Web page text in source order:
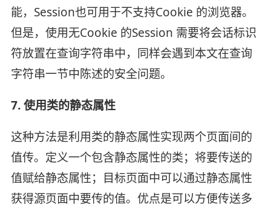
能，Session也可用于不支持Cookie 的浏览器。
但是，使用无Cookie 的Session 需要将会话标识
符放置在查询字符串中，同样会遇到本文在查询
字符串一节中陈述的安全问题。
7. 使用类的静态属性
这种方法是利用类的静态属性实现两个页面间的
值传。定义一个包含静态属性的类；将要传送的
值赋给静态属性；目标页面中可以通过静态属性
获得源页面中要传的值。优点是可以方便传送多